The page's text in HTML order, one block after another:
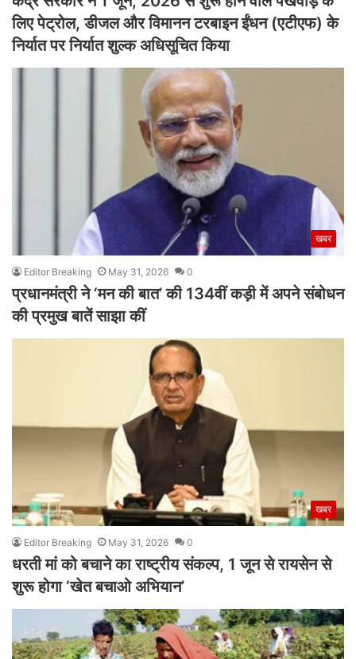
लिए पेट्रोल, डीजल और विमानन टरबाइन ईंधन (एटीएफ) के
निर्यात पर निर्यात शुल्क अधिसूचित किया
खबर
Editor Breaking May 31, 2026 0
प्रधानमंत्री ने ‘मन की बात’ की 134वीं कड़ी में अपने संबोधन
की प्रमुख बातें साझा कीं
खबर
Editor Breaking May 31, 2026 0
धरती मां को बचाने का राष्ट्रीय संकल्प, 1 जून से रायसेन से
शुरू होगा ‘खेत बचाओ अभियान’